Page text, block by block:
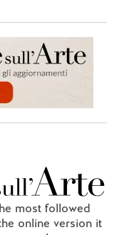
most followed
online version it